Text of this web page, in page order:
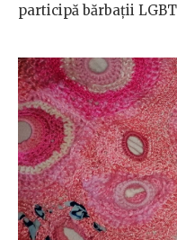
participă bărbații